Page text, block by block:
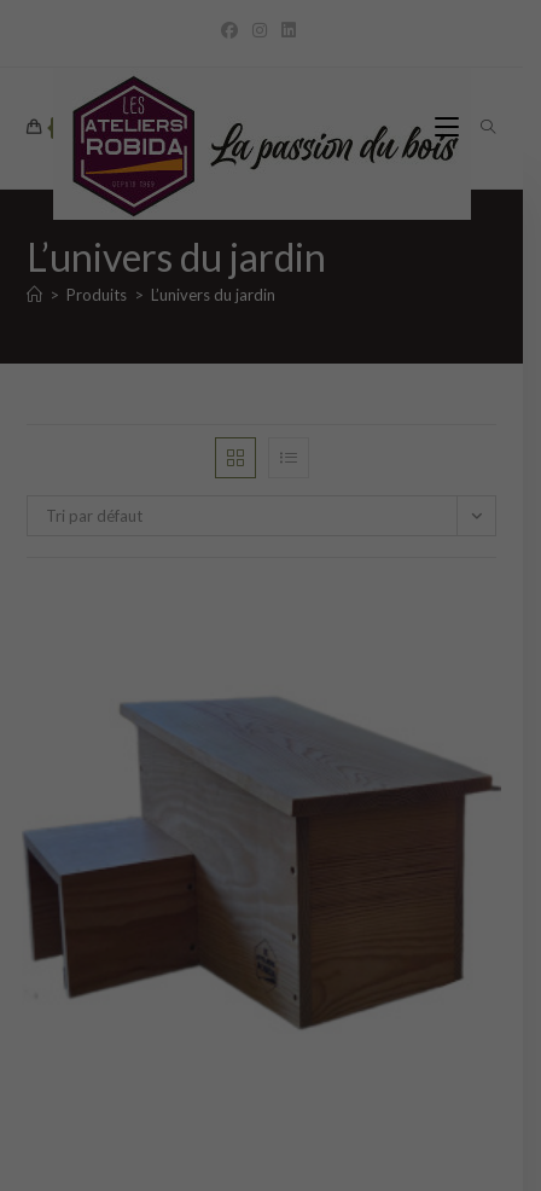
L’univers du jardin
> Produits > L’univers du jardin
Tri par défaut